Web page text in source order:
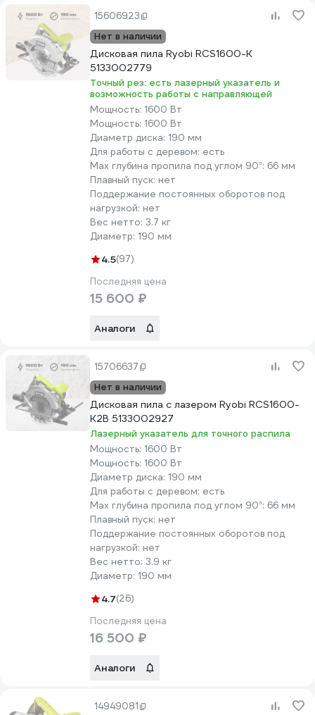
15606923
Нет в наличии
Дисковая пила Ryobi RCS1600-K
5133002779
Точный рез: есть лазерный указатель и
возможность работы с направляющей
Мощность: 1600 Вт
Мощность: 1600 Вт
Диаметр диска: 190 мм
Для работы с деревом: есть
Max глубина пропила под углом 90°: 66 мм
Плавный пуск: нет
Поддержание постоянных оборотов под
нагрузкой: нет
Вес нетто: 3.7 кг
Диаметр: 190 мм
4.5(97)
Последняя цена
15 600 ₽
Аналоги
15706637
Нет в наличии
Дисковая пила с лазером Ryobi RCS1600-
K2B 5133002927
Лазерный указатель для точного распила
Мощность: 1600 Вт
Мощность: 1600 Вт
Диаметр диска: 190 мм
Для работы с деревом: есть
Max глубина пропила под углом 90°: 66 мм
Плавный пуск: нет
Поддержание постоянных оборотов под
нагрузкой: нет
Вес нетто: 3.9 кг
Диаметр: 190 мм
4.7(26)
Последняя цена
16 500 ₽
Аналоги
14949081